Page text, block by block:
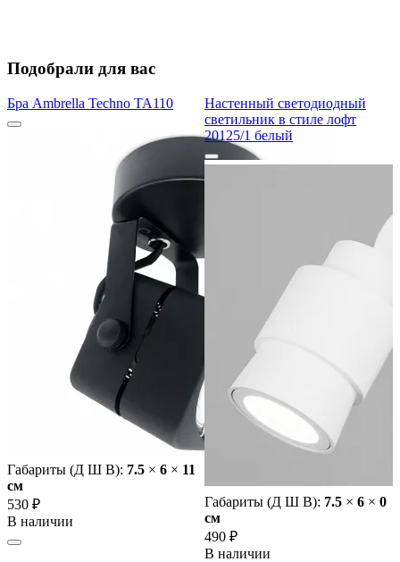
Подобрали для вас
Бра Ambrella Techno TA110
Габариты (Д Ш В): 7.5 × 6 × 11
cм
530 ₽
В наличии
Настенный светодиодный
светильник в стиле лофт
20125/1 белый
Габариты (Д Ш В): 7.5 × 6 × 0
cм
490 ₽
В наличии